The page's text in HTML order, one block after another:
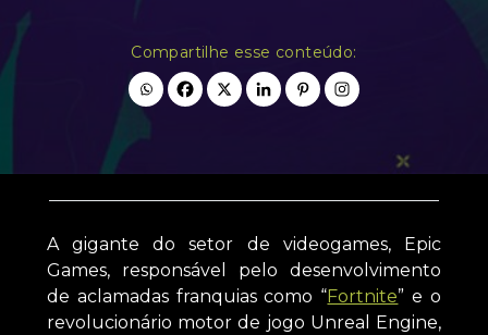
Compartilhe esse conteúdo:
A gigante do setor de videogames, Epic
Games, responsável pelo desenvolvimento
de aclamadas franquias como “Fortnite” e o
revolucionário motor de jogo Unreal Engine,